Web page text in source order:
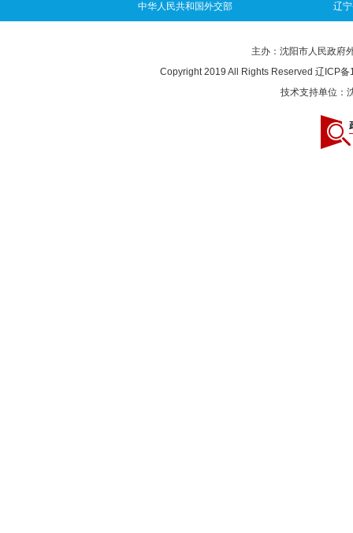
中华人民共和国外交部 辽
主办：沈阳市人民政府
Copyright 2019 All Rights Reserved 辽ICP备
技术支持单位：